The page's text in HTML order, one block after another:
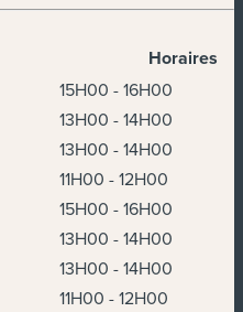
Horaires
15H00 - 16H00
13H00 - 14H00
13H00 - 14H00
11H00 - 12H00
15H00 - 16H00
13H00 - 14H00
13H00 - 14H00
11H00 - 12H00